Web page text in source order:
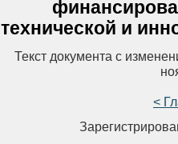
технической и
Текст документа с
<